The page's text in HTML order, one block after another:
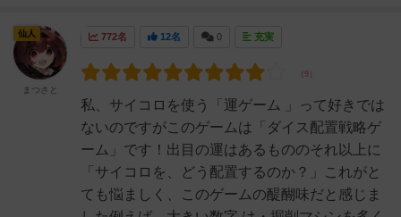
772名 12名 0 充実
私、サイコロを使う「運ゲーム 」って好きでは
ないのですがこのゲームは「ダイス配置戦略ゲ
ーム」です！出目の運はあるもののそれ以上に
「サイコロを、どう配置するのか？」これがと
ても悩ましく、このゲームの醍醐味だと感じま
仙人
まつさと